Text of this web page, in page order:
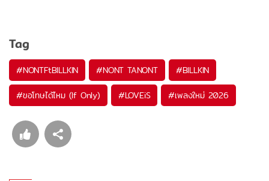
Tag
#NONTFtBILLKIN #NONT TANONT #BILLKIN
#ขอโทษได้ไหม (If Only) #LOVEiS #เพลงใหม่ 2026